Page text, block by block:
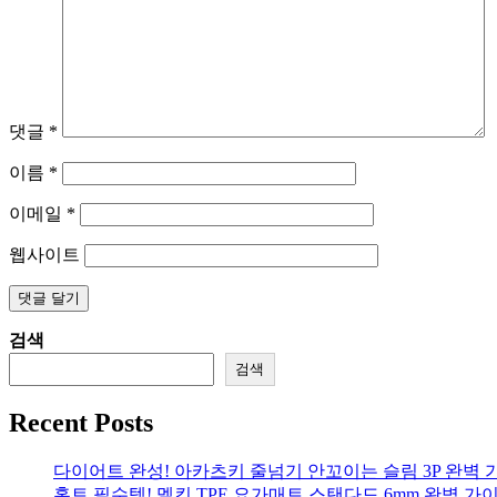
댓글 *
이름 *
이메일 *
웹사이트
검색
검색
Recent Posts
다이어트 완성! 아카츠키 줄넘기 안꼬이는 슬림 3P 완벽